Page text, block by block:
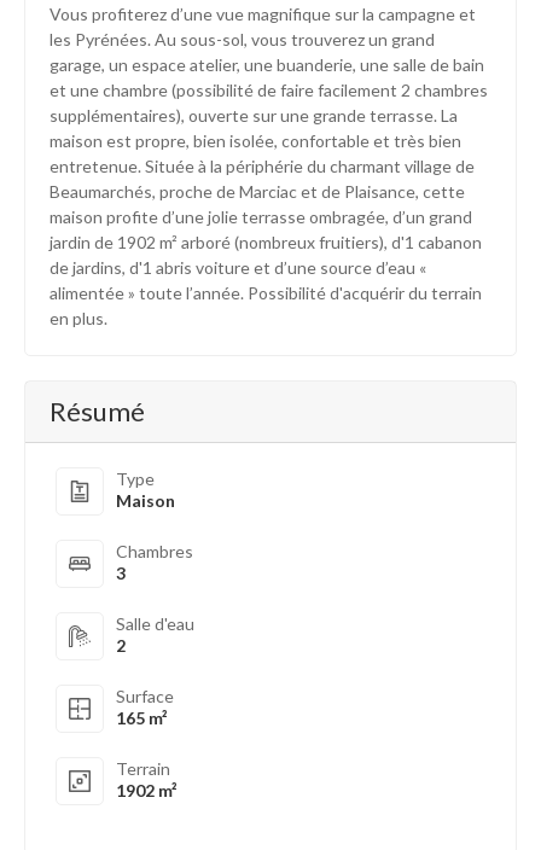
Vous profiterez d’une vue magnifique sur la campagne et
les Pyrénées. Au sous-sol, vous trouverez un grand
garage, un espace atelier, une buanderie, une salle de bain
et une chambre (possibilité de faire facilement 2 chambres
supplémentaires), ouverte sur une grande terrasse. La
maison est propre, bien isolée, confortable et très bien
entretenue. Située à la périphérie du charmant village de
Beaumarchés, proche de Marciac et de Plaisance, cette
maison profite d’une jolie terrasse ombragée, d’un grand
jardin de 1902 m² arboré (nombreux fruitiers), d'1 cabanon
de jardins, d'1 abris voiture et d’une source d’eau «
alimentée » toute l’année. Possibilité d'acquérir du terrain
en plus.
Résumé
Type
Maison
Chambres
3
Salle d'eau
2
Surface
165 m²
Terrain
1902 m²